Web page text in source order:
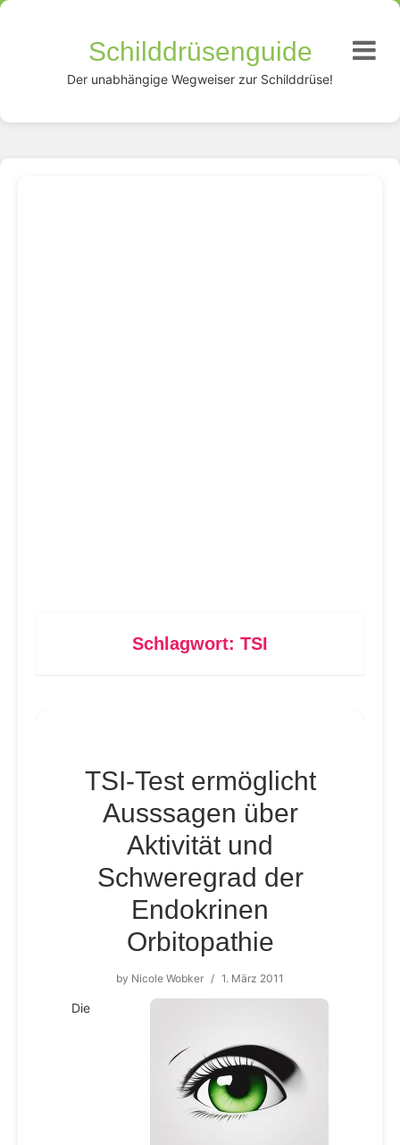
Schilddrüsenguide
Der unabhängige Wegweiser zur Schilddrüse!
Schlagwort: TSI
TSI-Test ermöglicht
Ausssagen über
Aktivität und
Schweregrad der
Endokrinen
Orbitopathie
by Nicole Wobker / 1. März 2011
Die